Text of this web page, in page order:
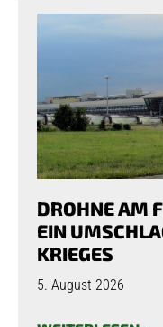
DROHNE AM
EIN
KRIEGES
5. August 2026